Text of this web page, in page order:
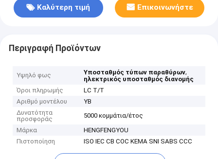
Καλύτερη τιμή Επικοινωνήστε
Περιγραφή Προϊόντων
Υψηλό φως Υποσταθμός τύπων παραθύρων,
ηλεκτρικός υποσταθμός διανομής
Όροι πληρωμής
LC T/T
Αριθμό μοντέλου
YB
Δυνατότητα
προσφοράς
5000 κομμάτια/έτος
Μάρκα
HENGFENGYOU
Πιστοποίηση
ISO IEC CB COC KEMA SNI SABS CCC